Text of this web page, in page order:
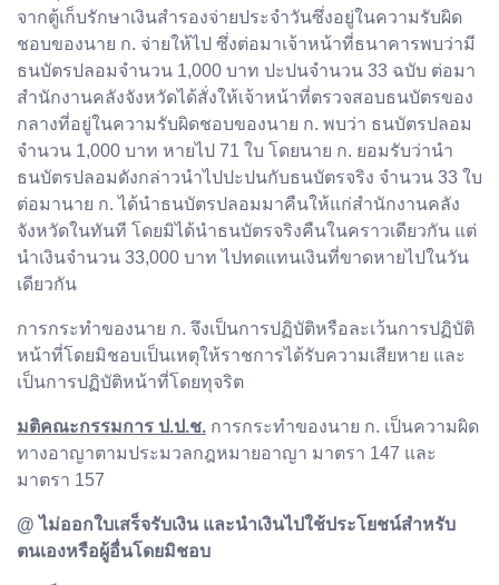
จากตู้เก็บรักษาเงินสำรองจ่ายประจำวันซึ่งอยู่ในความรับผิด
ชอบของนาย ก. จ่ายให้ไป ซึ่งต่อมาเจ้าหน้าที่ธนาคารพบว่ามี
ธนบัตรปลอมจำนวน 1,000 บาท ปะปนจำนวน 33 ฉบับ ต่อมา
สำนักงานคลังจังหวัดได้สั่งให้เจ้าหน้าที่ตรวจสอบธนบัตรของ
กลางที่อยู่ในความรับผิดชอบของนาย ก. พบว่า ธนบัตรปลอม
จำนวน 1,000 บาท หายไป 71 ใบ โดยนาย ก. ยอมรับว่านำ
ธนบัตรปลอมดังกล่าวนำไปปะปนกับธนบัตรจริง จำนวน 33 ใบ
ต่อมานาย ก. ได้นำธนบัตรปลอมมาคืนให้แก่สำนักงานคลัง
จังหวัดในทันที โดยมิได้นำธนบัตรจริงคืนในคราวเดียวกัน แต่
นำเงินจำนวน 33,000 บาท ไปทดแทนเงินที่ขาดหายไปในวัน
เดียวกัน
การกระทำของนาย ก. จึงเป็นการปฏิบัติหรือละเว้นการปฏิบัติ
หน้าที่โดยมิชอบเป็นเหตุให้ราชการได้รับความเสียหาย และ
เป็นการปฏิบัติหน้าที่โดยทุจริต
มติคณะกรรมการ ป.ป.ช. การกระทำของนาย ก. เป็นความผิด
ทางอาญาตามประมวลกฎหมายอาญา มาตรา 147 และ
มาตรา 157
@ ไม่ออกใบเสร็จรับเงิน และนำเงินไปใช้ประโยชน์สำหรับ
ตนเองหรือผู้อื่นโดยมิชอบ